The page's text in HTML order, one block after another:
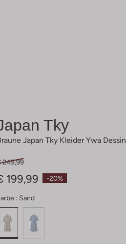
Tky
Japan Tky Kleider Ywa Dessin
-20%
249,99
199,99
: Sand